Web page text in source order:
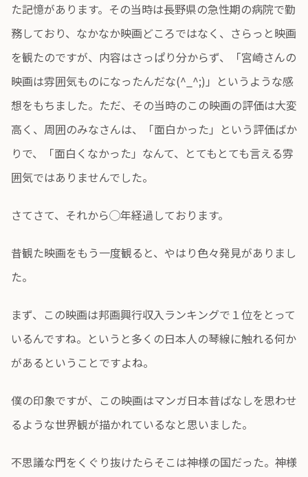
た記憶があります。その当時は長野県の急性期の病院で勤
務しており、なかなか映画どころではなく、さらっと映画
を観たのですが、内容はさっぱり分からず、「宮崎さんの
映画は雰囲気ものになったんだな(^_^;)」というような感
想をもちました。ただ、その当時のこの映画の評価は大変
高く、周囲のみなさんは、「面白かった」という評価ばか
りで、「面白くなかった」なんて、とてもとても言える雰
囲気ではありませんでした。
さてさて、それから◯年経過しております。
昔観た映画をもう一度観ると、やはり色々発見がありまし
た。
まず、この映画は邦画興行収入ランキングで１位をとって
いるんですね。というと多くの日本人の琴線に触れる何か
があるということですよね。
僕の印象ですが、この映画はマンガ日本昔ばなしを思わせ
るような世界観が描かれているなと思いました。
不思議な門をくぐり抜けたらそこは神様の国だった。神様